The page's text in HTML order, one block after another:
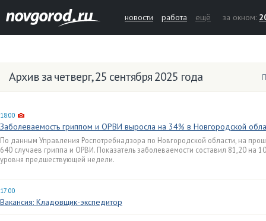
новости работа ещё за окном:
Архив за четверг, 25 сентября 2025 года
18:00
Заболеваемость гриппом и ОРВИ выросла на 34% в Новгородской
По данным Управления Роспотребнадзора по Новгородской области, на
640 случаев гриппа и ОРВИ. Показатель заболеваемости составил 81,20 на
уровня предшествующей недели.
17:00
Вакансия: Кладовщик-экспедитор